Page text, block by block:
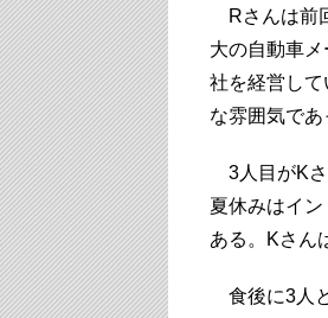
Rさんは前
大の自動車
社を経営し
な雰囲気であ
3人目がKさ
夏休みはイ
ある。Kさん
食後に3人